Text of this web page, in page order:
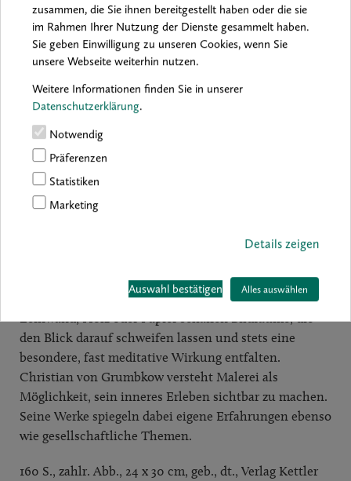
zusammen, die Sie ihnen bereitgestellt haben oder die sie
im Rahmen Ihrer Nutzung der Dienste gesammelt haben.
Sie geben Einwilligung zu unseren Cookies, wenn Sie
unsere Webseite weiterhin nutzen.
Weitere Informationen finden Sie in unserer
Datenschutzerklärung.
Notwendig
Präferenzen
Statistiken
Marketing
Details zeigen
Auswahl bestätigen Alles auswählen
Christian von Grumbkow –
Farbwelten im Wandel
Farbwelten im Wandel
Seit über vier Jahrzehnten widmet sich Christian von
Grumbkow (* 1946) der Malerei – und vor allem dem
Wesen der Farbe. Seine Werke entstehen aus der Farbe
Leuchtkraft, auch aus ihrer Atmosphäre. Mal deckend
ist ihm nicht bloß Mittel, sondern Inhalt, Stimmung
und Energie. Seine großformatigen Arbeiten auf
Leinwand, Holz oder Papier schaffen Bildräume, die
den Blick darauf schweifen lassen und stets eine
besondere, fast meditative Wirkung entfalten.
Christian von Grumbkow versteht Malerei als
Möglichkeit, sein inneres Erleben sichtbar zu machen.
Seine Werke spiegeln dabei eigene Erfahrungen ebenso
wie gesellschaftliche Themen.
160 S., zahlr. Abb., 24 x 30 cm, geb., dt., Verlag Kettler